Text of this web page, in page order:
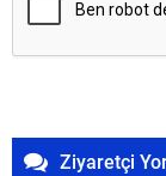
Ziyaretçi